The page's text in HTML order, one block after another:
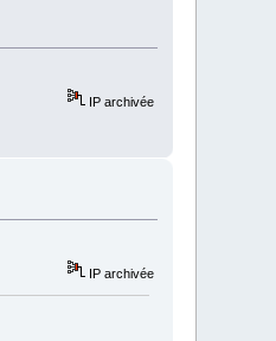
IP archivée
IP archivée